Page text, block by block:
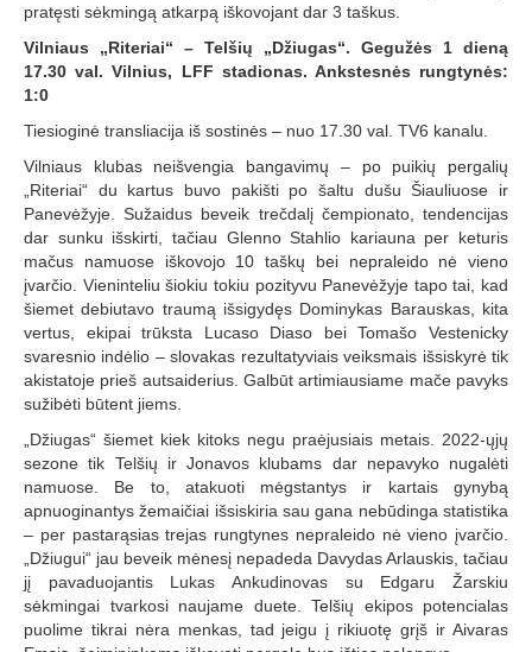
pratęsti sėkmingą atkarpą iškovojant dar 3 taškus.
Vilniaus „Riteriai“ – Telšių „Džiugas“. Gegužės 1 dieną
17.30 val. Vilnius, LFF stadionas. Ankstesnės rungtynės:
1:0
Tiesioginė transliacija iš sostinės – nuo 17.30 val. TV6 kanalu.
Vilniaus klubas neišvengia bangavimų – po puikių pergalių
„Riteriai“ du kartus buvo pakišti po šaltu dušu Šiauliuose ir
Panevėžyje. Sužaidus beveik trečdalį čempionato, tendencijas
dar sunku išskirti, tačiau Glenno Stahlio kariauna per keturis
mačus namuose iškovojo 10 taškų bei nepraleido nė vieno
įvarčio. Vieninteliu šiokiu tokiu pozityvu Panevėžyje tapo tai, kad
šiemet debiutavo traumą išsigydęs Dominykas Barauskas, kita
vertus, ekipai trūksta Lucaso Diaso bei Tomašo Vestenicky
svaresnio indėlio – slovakas rezultatyviais veiksmais išsiskyrė tik
akistatoje prieš autsaiderius. Galbūt artimiausiame mače pavyks
sužibėti būtent jiems.
„Džiugas“ šiemet kiek kitoks negu praėjusiais metais. 2022-ųjų
sezone tik Telšių ir Jonavos klubams dar nepavyko nugalėti
namuose. Be to, atakuoti mėgstantys ir kartais gynybą
apnuoginantys žemaičiai išsiskiria sau gana nebūdinga statistika
– per pastarąsias trejas rungtynes nepraleido nė vieno įvarčio.
„Džiugui“ jau beveik mėnesį nepadeda Davydas Arlauskis, tačiau
jį pavaduojantis Lukas Ankudinovas su Edgaru Žarskiu
sėkmingai tvarkosi naujame duete. Telšių ekipos potencialas
puolime tikrai nėra menkas, tad jeigu į rikiuotę grįš ir Aivaras